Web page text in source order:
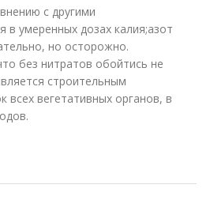
с другими
в умеренных дозах калия;азот
но осторожно.
без нитратов обойтись не
строительным
всех вегетативных органов, в